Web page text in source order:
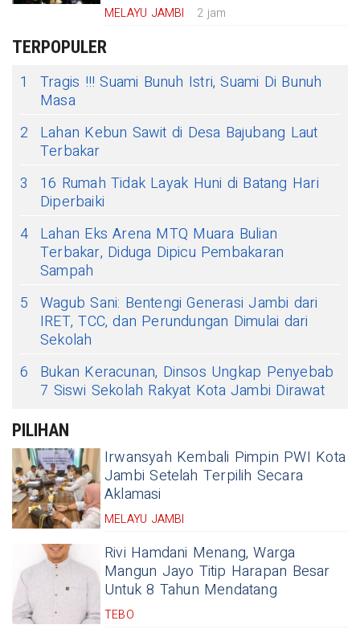
MELAYU JAMBI 2 jam
TERPOPULER
1
Tragis !!! Suami Bunuh Istri, Suami Di Bunuh
Masa
2
Lahan Kebun Sawit di Desa Bajubang Laut
Terbakar
3
16 Rumah Tidak Layak Huni di Batang Hari
Diperbaiki
4 Lahan Eks Arena MTQ Muara Bulian
Terbakar, Diduga Dipicu Pembakaran
Sampah
5 Wagub Sani: Bentengi Generasi Jambi dari
IRET, TCC, dan Perundungan Dimulai dari
Sekolah
6
Bukan Keracunan, Dinsos Ungkap Penyebab
7 Siswi Sekolah Rakyat Kota Jambi Dirawat
PILIHAN
Irwansyah Kembali Pimpin PWI Kota
Jambi Setelah Terpilih Secara
Aklamasi
MELAYU JAMBI
Rivi Hamdani Menang, Warga
Mangun Jayo Titip Harapan Besar
Untuk 8 Tahun Mendatang
TEBO